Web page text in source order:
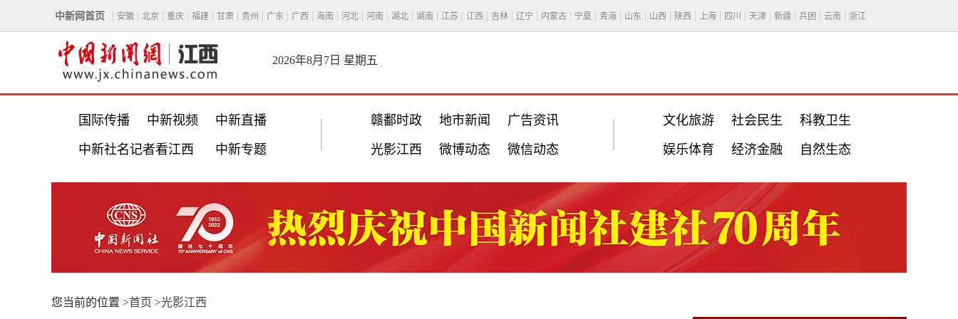
中新网首页 安徽 北京 重庆 福建 甘肃 贵州 广东 广西 海南 河北 河南 湖北 湖南 江苏 江西 吉林 辽宁 内蒙古 宁夏 青海 山东 山西 陕西 上海 四川 天津 新疆 兵团 云南 浙江
2026年8月7日 星期五
国际传播 中新视频 中新直播
中新社名记者看江西 中新专题
赣鄱时政 地市新闻 广告资讯
光影江西 微博动态 微信动态
文化旅游 社会民生 科教卫生
娱乐体育 经济金融 自然生态
您当前的位置 >首页 >光影江西